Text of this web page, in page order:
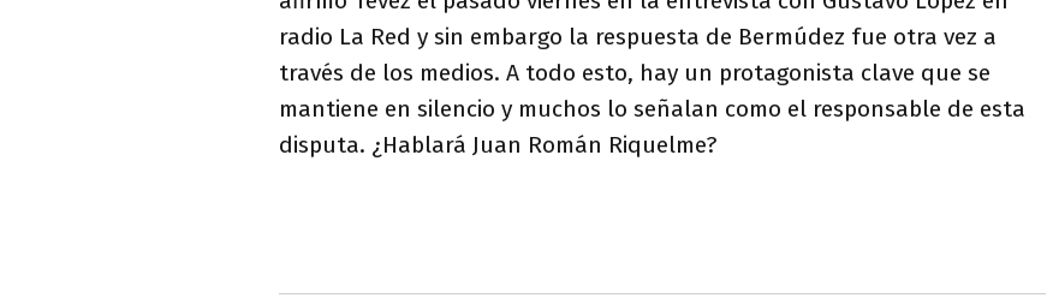
radio La Red y sin embargo la respuesta de Bermúdez fue otra vez a
través de los medios. A todo esto, hay un protagonista clave que se
mantiene en silencio y muchos lo señalan como el responsable de esta
disputa. ¿Hablará Juan Román Riquelme?